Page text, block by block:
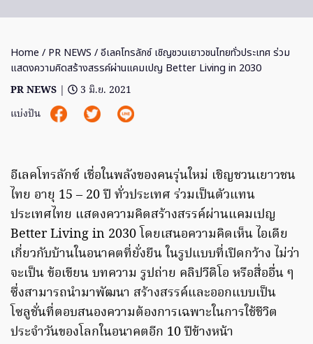
Home / PR NEWS / อีเลคโทรลักซ์ เชิญชวนเยาวชนไทยทั่วประเทศ ร่วม
แสดงความคิดสร้างสรรค์ผ่านแคมเปญ Better Living in 2030
PR NEWS |
3 มิ.ย. 2021
แบ่งปัน
อีเลคโทรลักซ์ เชื่อในพลังของคนรุ่นใหม่ เชิญชวนเยาวชน
ไทย อายุ 15 – 20 ปี ทั่วประเทศ ร่วมเป็นตัวแทน
ประเทศไทย แสดงความคิดสร้างสรรค์ผ่านแคมเปญ
Better Living in 2030 โดยเสนอความคิดเห็น ไอเดีย
เกี่ยวกับบ้านในอนาคตที่ยั่งยืน ในรูปแบบที่เปิดกว้าง ไม่ว่า
จะเป็น ข้อเขียน บทความ รูปถ่าย คลิปวีดิโอ หรือสื่ออื่น ๆ
ซึ่งสามารถนำมาพัฒนา สร้างสรรค์และออกแบบเป็น
โซลูชั่นที่ตอบสนองความต้องการเฉพาะในการใช้ชีวิต
ประจำวันของโลกในอนาคตอีก 10 ปีข้างหน้า